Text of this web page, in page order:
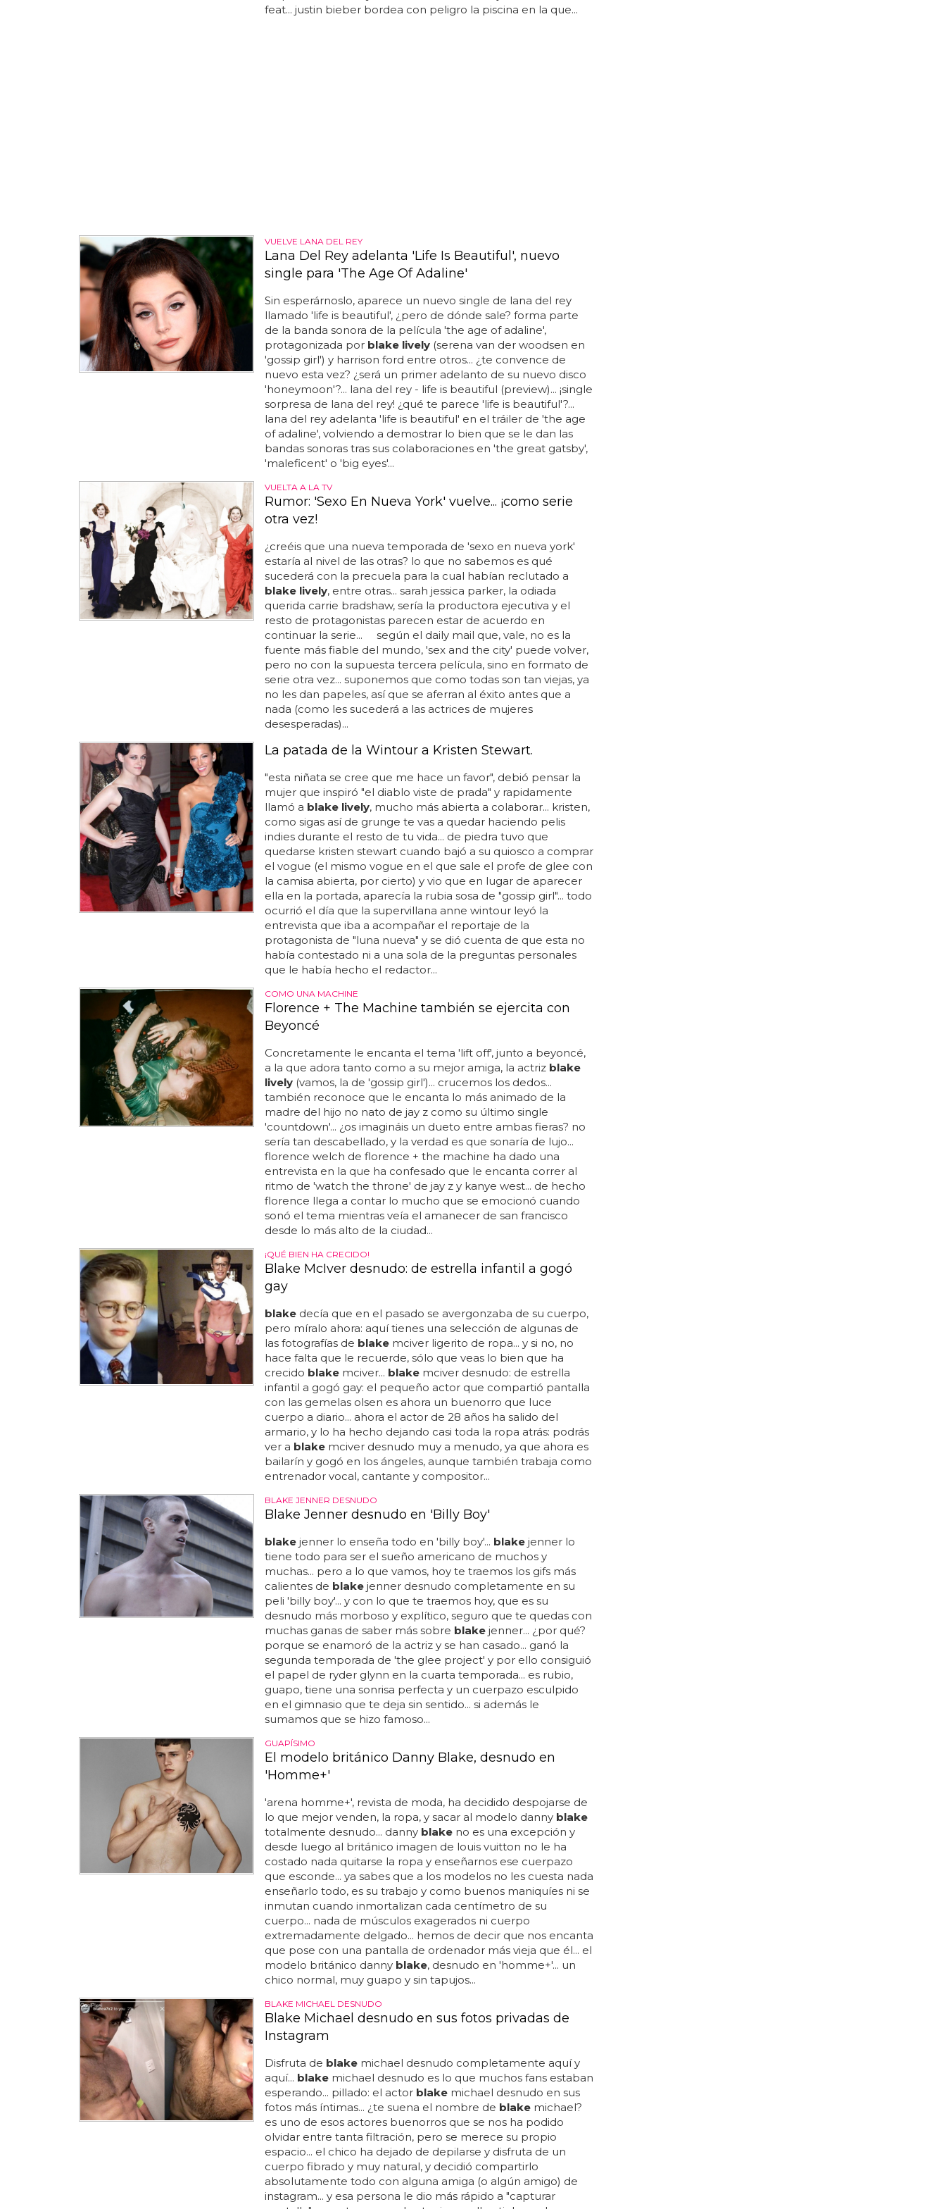
feat... justin bieber bordea con peligro la piscina en la que...
VUELVE LANA DEL REY
Lana Del Rey adelanta 'Life Is Beautiful', nuevo
single para 'The Age Of Adaline'
Sin esperárnoslo, aparece un nuevo single de lana del rey
llamado 'life is beautiful', ¿pero de dónde sale? forma parte
de la banda sonora de la película 'the age of adaline',
protagonizada por blake lively(serena van der woodsen en
'gossip girl') y harrison ford entre otros... ¿te convence de
nuevo esta vez? ¿será un primer adelanto de su nuevo disco
'honeymoon'?... lana del rey - life is beautiful (preview)... ¡single
sorpresa de lana del rey! ¿qué te parece 'life is beautiful'?...
lana del rey adelanta 'life is beautiful' en el tráiler de 'the age
of adaline', volviendo a demostrar lo bien que se le dan las
bandas sonoras tras sus colaboraciones en 'the great gatsby',
'maleficent' o 'big eyes'...
VUELTA A LA TV
Rumor: 'Sexo En Nueva York' vuelve... ¡como serie
otra vez!
¿creéis que una nueva temporada de 'sexo en nueva york'
estaría al nivel de las otras? lo que no sabemos es qué
sucederá con la precuela para la cual habían reclutado a
blake lively, entre otras... sarah jessica parker, la odiada
querida carrie bradshaw, sería la productora ejecutiva y el
resto de protagonistas parecen estar de acuerdo en
continuar la serie... según el daily mail que, vale, no es la
fuente más fiable del mundo, 'sex and the city' puede volver,
pero no con la supuesta tercera película, sino en formato de
serie otra vez... suponemos que como todas son tan viejas, ya
no les dan papeles, así que se aferran al éxito antes que a
nada (como les sucederá a las actrices de mujeres
desesperadas)...
La patada de la Wintour a Kristen Stewart.
"esta niñata se cree que me hace un favor", debió pensar la
mujer que inspiró "el diablo viste de prada" y rapidamente
llamó a blake lively, mucho más abierta a colaborar... kristen,
como sigas así de grunge te vas a quedar haciendo pelis
indies durante el resto de tu vida... de piedra tuvo que
quedarse kristen stewart cuando bajó a su quiosco a comprar
el vogue (el mismo vogue en el que sale el profe de glee con
la camisa abierta, por cierto) y vio que en lugar de aparecer
ella en la portada, aparecía la rubia sosa de "gossip girl"... todo
ocurrió el día que la supervillana anne wintour leyó la
entrevista que iba a acompañar el reportaje de la
protagonista de "luna nueva" y se dió cuenta de que esta no
había contestado ni a una sola de la preguntas personales
que le había hecho el redactor...
COMO UNA MACHINE
Florence + The Machine también se ejercita con
Beyoncé
Concretamente le encanta el tema 'lift off', junto a beyoncé,
a la que adora tanto como a su mejor amiga, la actriz blake
lively(vamos, la de 'gossip girl')... crucemos los dedos...
también reconoce que le encanta lo más animado de la
madre del hijo no nato de jay z como su último single
'countdown'... ¿os imagináis un dueto entre ambas fieras? no
sería tan descabellado, y la verdad es que sonaría de lujo...
florence welch de florence + the machine ha dado una
entrevista en la que ha confesado que le encanta correr al
ritmo de 'watch the throne' de jay z y kanye west... de hecho
florence llega a contar lo mucho que se emocionó cuando
sonó el tema mientras veía el amanecer de san francisco
desde lo más alto de la ciudad...
¡QUÉ BIEN HA CRECIDO!
Blake McIver desnudo: de estrella infantil a gogó
gay
blakedecía que en el pasado se avergonzaba de su cuerpo,
pero míralo ahora: aquí tienes una selección de algunas de
las fotografías de blakemciver ligerito de ropa... y si no, no
hace falta que le recuerde, sólo que veas lo bien que ha
crecido blakemciver... blakemciver desnudo: de estrella
infantil a gogó gay: el pequeño actor que compartió pantalla
con las gemelas olsen es ahora un buenorro que luce
cuerpo a diario... ahora el actor de 28 años ha salido del
armario, y lo ha hecho dejando casi toda la ropa atrás: podrás
ver a blakemciver desnudo muy a menudo, ya que ahora es
bailarín y gogó en los ángeles, aunque también trabaja como
entrenador vocal, cantante y compositor...
BLAKE JENNER DESNUDO
Blake Jenner desnudo en 'Billy Boy'
blakejenner lo enseña todo en 'billy boy'... blakejenner lo
tiene todo para ser el sueño americano de muchos y
muchas... pero a lo que vamos, hoy te traemos los gifs más
calientes de blakejenner desnudo completamente en su
peli 'billy boy'... y con lo que te traemos hoy, que es su
desnudo más morboso y explítico, seguro que te quedas con
muchas ganas de saber más sobre blakejenner... ¿por qué?
porque se enamoró de la actriz y se han casado... ganó la
segunda temporada de 'the glee project' y por ello consiguió
el papel de ryder glynn en la cuarta temporada... es rubio,
guapo, tiene una sonrisa perfecta y un cuerpazo esculpido
en el gimnasio que te deja sin sentido... si además le
sumamos que se hizo famoso...
GUAPÍSIMO
El modelo británico Danny Blake, desnudo en
'Homme+'
'arena homme+', revista de moda, ha decidido despojarse de
lo que mejor venden, la ropa, y sacar al modelo danny blake
totalmente desnudo... danny blakeno es una excepción y
desde luego al británico imagen de louis vuitton no le ha
costado nada quitarse la ropa y enseñarnos ese cuerpazo
que esconde... ya sabes que a los modelos no les cuesta nada
enseñarlo todo, es su trabajo y como buenos maniquíes ni se
inmutan cuando inmortalizan cada centímetro de su
cuerpo... nada de músculos exagerados ni cuerpo
extremadamente delgado... hemos de decir que nos encanta
que pose con una pantalla de ordenador más vieja que él... el
modelo británico danny blake, desnudo en 'homme+'... un
chico normal, muy guapo y sin tapujos...
BLAKE MICHAEL DESNUDO
Blake Michael desnudo en sus fotos privadas de
Instagram
Disfruta de blakemichael desnudo completamente aquí y
aquí... blakemichael desnudo es lo que muchos fans estaban
esperando... pillado: el actor blakemichael desnudo en sus
fotos más íntimas... ¿te suena el nombre de blakemichael?
es uno de esos actores buenorros que se nos ha podido
olvidar entre tanta filtración, pero se merece su propio
espacio... el chico ha dejado de depilarse y disfruta de un
cuerpo fibrado y muy natural, y decidió compartirlo
absolutamente todo con alguna amiga (o algún amigo) de
instagram... y esa persona le dio más rápido a "capturar